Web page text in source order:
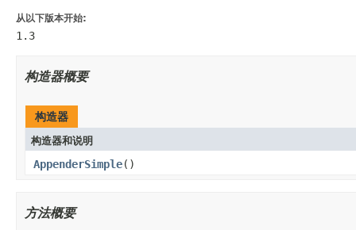
从以下版本开始:
1.3
构造器概要
构造器
构造器和说明
AppenderSimple()
方法概要